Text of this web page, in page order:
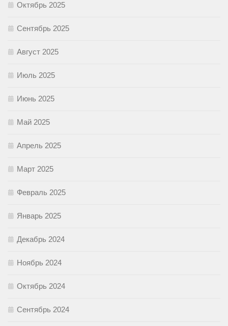
Октябрь 2025
Сентябрь 2025
Август 2025
Июль 2025
Июнь 2025
Май 2025
Апрель 2025
Март 2025
Февраль 2025
Январь 2025
Декабрь 2024
Ноябрь 2024
Октябрь 2024
Сентябрь 2024